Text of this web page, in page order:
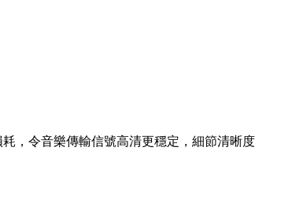
，令音樂傳輸信號高清更穩定，細節清晰度